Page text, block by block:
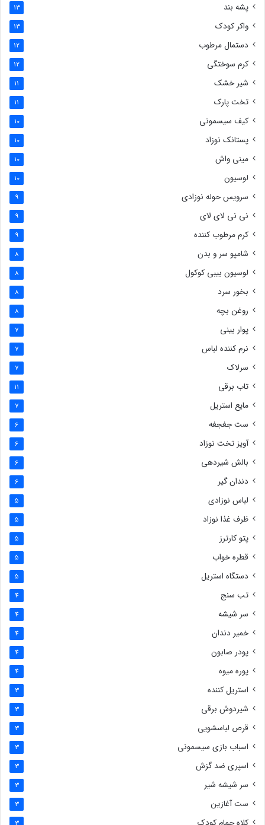
پشه بند 13
واکر کودک 13
دستمال مرطوب 12
کرم سوختگی 12
شیر خشک 11
تخت پارک 11
کیف سیسمونی 10
پستانک نوزاد 10
مینی واش 10
لوسیون 10
سرویس حوله نوزادی 9
نی نی لای لای 9
کرم مرطوب کننده 9
شامپو سر و بدن 8
لوسیون بیبی کوکول 8
بخور سرد 8
روغن بچه 8
پوار بینی 7
نرم کننده لباس 7
سرلاک 7
تاب برقی 11
مایع استریل 7
ست جغجغه 6
آویز تخت نوزاد 6
بالش شیردهی 6
دندان گیر 6
لباس نوزادی 5
ظرف غذا نوزاد 5
پتو کارترز 5
قطره خواب 5
دستگاه استریل 5
تب سنج 4
سر شیشه 4
خمیر دندان 4
پودر صابون 4
پوره میوه 4
استریل کننده 3
شیردوش برقی 3
قرص لباسشویی 3
اسباب بازی سیسمونی 3
اسپری ضد گزش 3
سر شیشه شیر 3
ست آغازین 3